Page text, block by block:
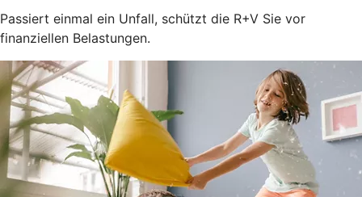
Passiert einmal ein Unfall, schützt die R+V Sie vor
finanziellen Belastungen.